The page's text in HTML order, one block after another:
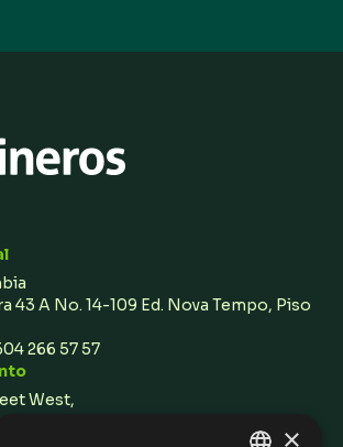
43 A No. 14-109 Ed. Nova Tempo, Piso
266 57 57
West,
×